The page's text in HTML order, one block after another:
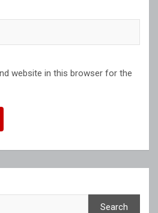
website in this browser for the
Search